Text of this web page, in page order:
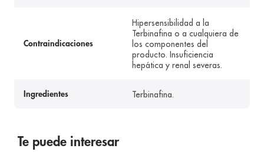
Contraindicaciones
Hipersensibilidad a la
Terbinafina o a cualquiera de
los componentes del
producto. Insuficiencia
hepática y renal severas.
Ingredientes Terbinafina.
Te puede interesar